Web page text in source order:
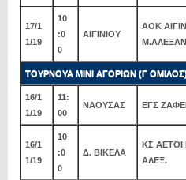
17/1
1/19
10
:0
0
ΑΙΓΙΝΙΟΥ
ΑΟΚ
ΤΟΥΡΝΟΥΑ ΜΙΝΙ ΑΓΟΡΙΩΝ (Γ ΟΜΙΛΟΣ)
16/1
1/19
11:
00
ΝΑΟΥΣΑΣ ΕΓΣ
16/1
1/19
10
:0
0
Δ. ΒΙΚΕΛΑ
ΚΣ ΑΕΤΟΙ
ΑΛΕΞ.